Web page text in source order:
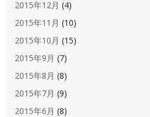
2015年12月 (4)
2015年11月 (10)
2015年10月 (15)
2015年9月 (7)
2015年8月 (8)
2015年7月 (9)
2015年6月 (8)